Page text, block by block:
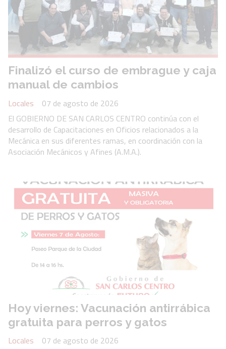
Finalizó el curso de embrague y caja
manual de cambios
Locales
07 de agosto de 2026
El GOBIERNO DE SAN CARLOS CENTRO continúa con el
desarrollo de Capacitaciones en Oficios relacionados a la
Mecánica en sus diferentes ramas, en coordinación con la
Asociación Mecánicos y Afines (A.M.A.).
Hoy viernes: Vacunación antirrábica
gratuita para perros y gatos
Locales
07 de agosto de 2026